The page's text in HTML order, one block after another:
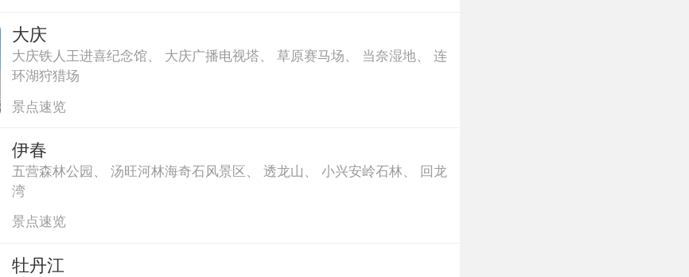
大庆
大庆铁人王进喜纪念馆、 大庆广播电视塔、草原赛马场、 当奈湿地、连
环湖狩猎场
景点速览
伊春
五营森林公园 、汤旺河林海奇石风景区、透龙山 、小兴安岭石林、
回龙
湾
景点速览
牡丹江